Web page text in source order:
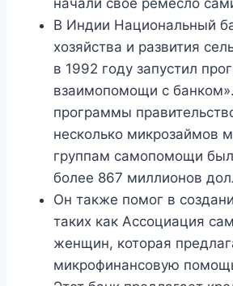
В Индии Национальный
хозяйства и развития
в 1992 году запустил
взаимопомощи с
программы
несколько микрозаймов
группам самопомощи
более 867 миллионов
Он также помог в
таких как Ассоциация
женщин, которая
микрофинансовую